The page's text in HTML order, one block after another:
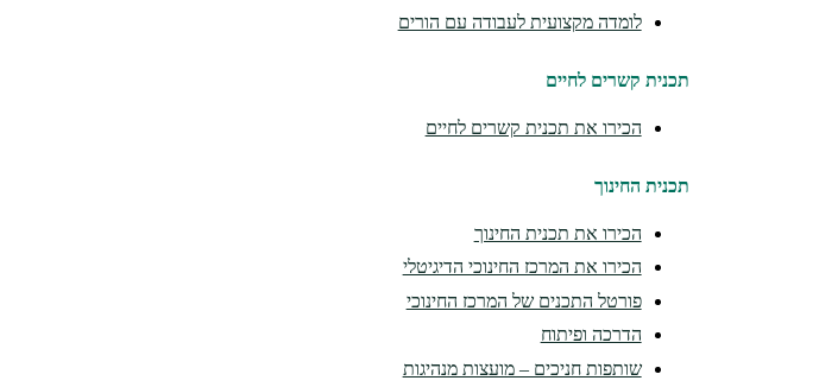
לומדה מקצועית לעבודה עם הורים
תכנית קשרים לחיים
הכירו את תכנית קשרים לחיים
תכנית החינוך
הכירו את תכנית החינוך
הכירו את המרכז החינוכי הדיגיטלי
פורטל התכנים של המרכז החינוכי
הדרכה ופיתוח
שותפות חניכים – מועצות מנהיגות